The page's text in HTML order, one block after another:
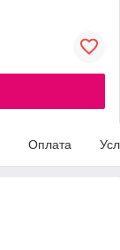
Оплата